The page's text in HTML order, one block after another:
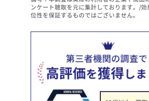
ンケート聴取を元に集計しております。/効
位性を保証するものではございません。